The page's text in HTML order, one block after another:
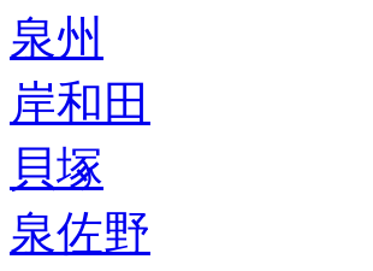
泉州
岸和田
貝塚
泉佐野